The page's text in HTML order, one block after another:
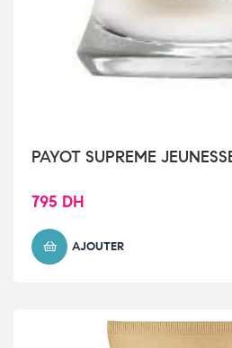
PAYOT SUPREME
795 DH
AJOUTER